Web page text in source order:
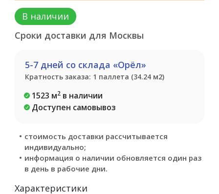
В наличии
Сроки доставки для Москвы
5-7 дней со склада «Орёл»
Кратность заказа: 1 паллета (34.24 м2)
1523 м2 в наличии
Доступен самовывоз
стоимость доставки рассчитывается
индивидуально;
информация о наличии обновляется один раз
в день в рабочие дни.
Характеристики